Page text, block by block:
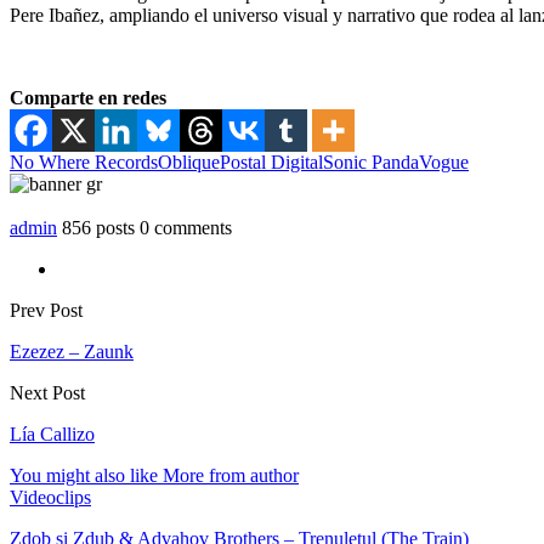
Pere Ibañez, ampliando el universo visual y narrativo que rodea al
Comparte en redes
No Where RecordsObliquePostal DigitalSonic PandaVogue
admin 856 posts 0 comments
Prev Post
Ezezez – Zaunk
Next Post
Lía Callizo
You might also like More from author
Videoclips
Zdob și Zdub & Advahov Brothers – Trenulețul (The Train)